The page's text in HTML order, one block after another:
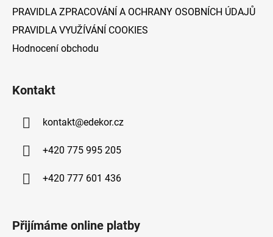
PRAVIDLA ZPRACOVÁNÍ A OCHRANY OSOBNÍCH ÚDAJŮ
PRAVIDLA VYUŽÍVÁNÍ COOKIES
Hodnocení obchodu
Kontakt
kontakt@edekor.cz
+420 775 995 205
+420 777 601 436
Přijímáme online platby